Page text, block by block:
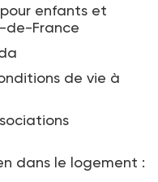
enfants et
de-France
de vie à
dans le logement :